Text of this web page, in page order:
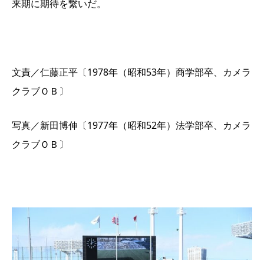
来期に期待を繋いだ。
文責／仁藤正平〔1978年（昭和53年）商学部卒、カメラ
クラブＯＢ〕
写真／新田博伸〔1977年（昭和52年）法学部卒、カメラ
クラブＯＢ〕